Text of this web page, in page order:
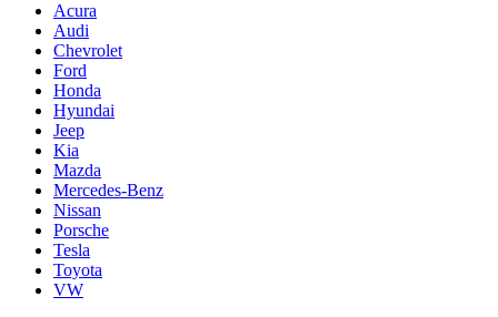
Acura
Audi
Chevrolet
Ford
Honda
Hyundai
Jeep
Kia
Mazda
Mercedes-Benz
Nissan
Porsche
Tesla
Toyota
VW